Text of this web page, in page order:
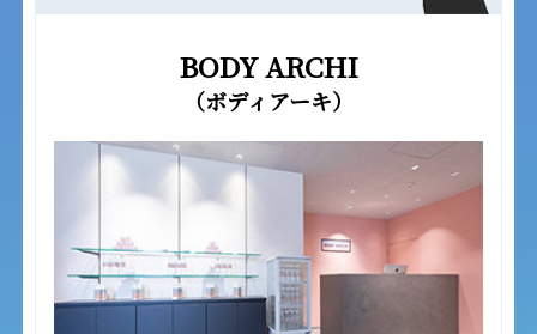
BODY ARCHI
（ボディアーキ）